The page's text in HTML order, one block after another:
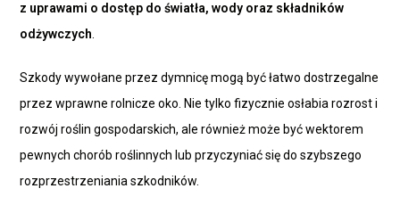
z uprawami o dostęp do światła, wody oraz składników
odżywczych.
Szkody wywołane przez dymnicę mogą być łatwo dostrzegalne
przez wprawne rolnicze oko. Nie tylko fizycznie osłabia rozrost i
rozwój roślin gospodarskich, ale również może być wektorem
pewnych chorób roślinnych lub przyczyniać się do szybszego
rozprzestrzeniania szkodników.